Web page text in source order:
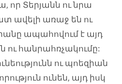
Տերյանն ու նրա
ավելի առաջ են ու
ապահովում է այդ
ու հանրահռչակումը:
ու պոեզիան
ունեն, այդ իսկ